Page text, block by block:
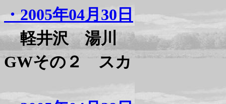
・2005年04月30日
軽井沢 湯川
GWその２ スカ